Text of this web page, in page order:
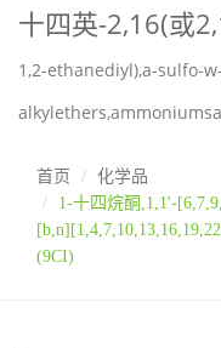
十四英-2,16(或
1,2-ethanediyl),a-sulfo-
首页
化学品
1-十四烷酮,1,1'-
(9CI)